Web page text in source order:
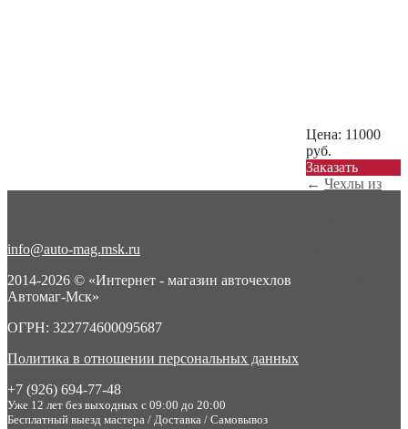
Цена: 11000
руб.
Заказать
← Чехлы из
info@auto-mag.msk.ru
2014-2026 © «Интернет - магазин авточехлов
Автомаг-Мск»
ОГРН: 322774600095687
Политика в отношении персональных данных
+7 (926) 694-77-48
Уже 12 лет без выходных с 09:00 до 20:00
Бесплатный выезд мастера / Доставка / Самовывоз